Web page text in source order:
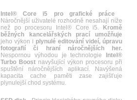
Intel® Core i5 pro grafické práce
Náročnější uživatelé rozhodně nesahají níže
než po procesoru Intel® Core i5.
Kromě
běžných kancelářských prací umožňuje
jeho výkon i plynulé editování videí, úpravu
fotografií či hraní náročnějších her.
Nespornou výhodou je technologie
Intel®
Turbo Boost navyšující výkon procesoru při
spuštění náročnějších aplikací. Navýšená
kapacita cache paměti zase zajišťuje
plynulejší chod systému.